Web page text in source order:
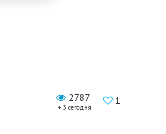
2787
+ 3 сегодня
1